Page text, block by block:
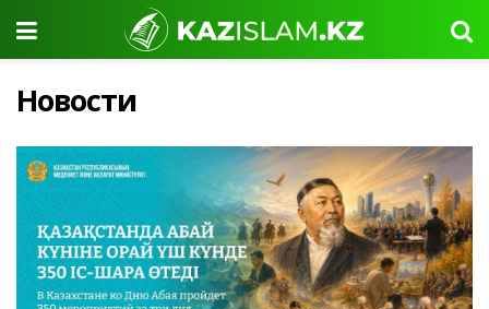
Новости